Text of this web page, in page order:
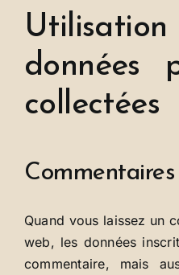
données
collectées
Commentaires
Quand vous laissez un
web, les données
commentaire, mais